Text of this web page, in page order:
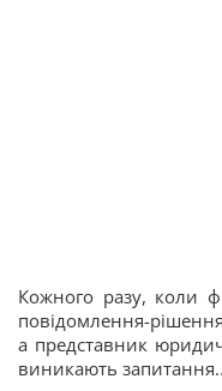
Кожного разу, коли
повідомлення-
а представник
виникають